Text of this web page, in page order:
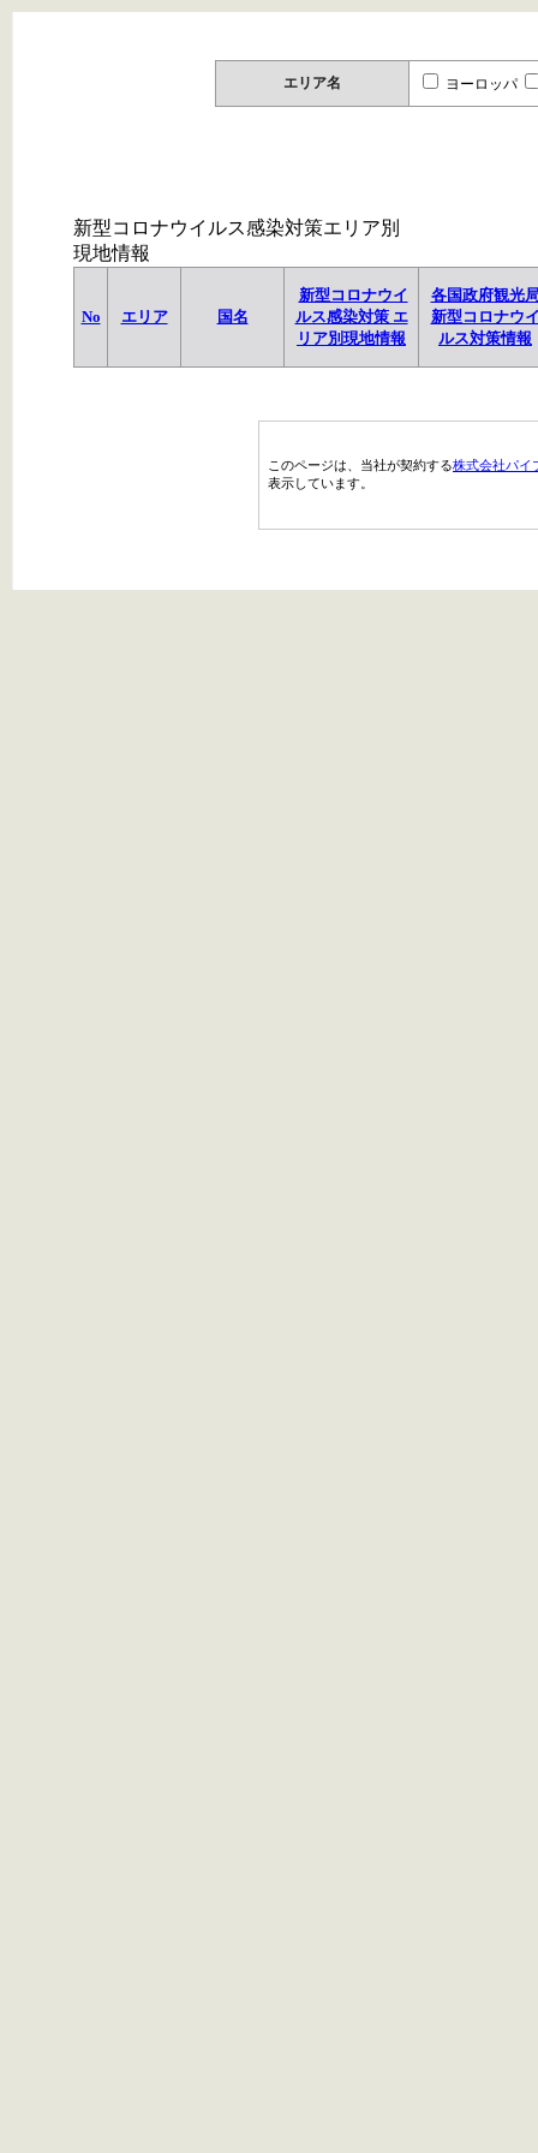
エリア名 ヨーロッパ
新型コロナウイルス感染対策エリア別
現地情報
No エリア 国名
新型コロナウイ
ルス感染対策 エ
リア別現地情報
各国政府観光
新型コロナウ
ルス対策情報
このページは、当社が契約する株式会社パイ
表示しています。